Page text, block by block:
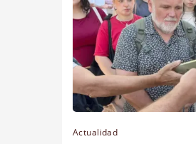
Actualidad